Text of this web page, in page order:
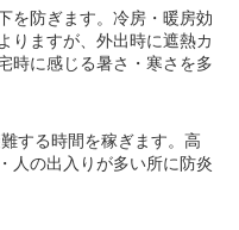
を防ぎます。冷房・暖房効
りますが、外出時に遮熱カ
時に感じる暑さ・寒さを多
する時間を稼ぎます。高
人の出入りが多い所に防炎